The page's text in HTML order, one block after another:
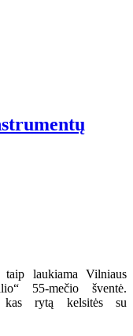
laukiama Vilniaus
55-mečio šventė.
kas rytą kelsitės su